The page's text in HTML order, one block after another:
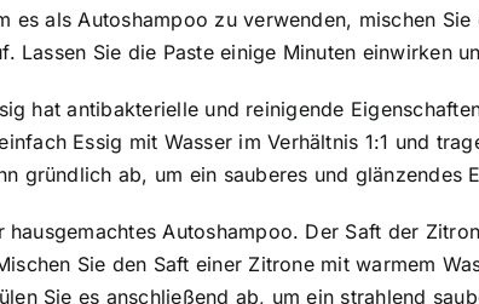
als Autoshampoo zu verwenden, mischen
Lassen Sie die Paste einige Minuten einwirken
hat antibakterielle und reinigende
Essig mit Wasser im Verhältnis 1:1 und
gründlich ab, um ein sauberes und glänzendes
Autoshampoo. Der Saft der
Sie den Saft einer Zitrone mit warmem
Sie es anschließend ab, um ein strahlend